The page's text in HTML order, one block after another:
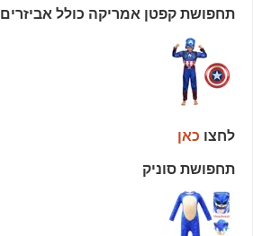
תחפושת קפטן אמריקה כולל אביזרים
לחצו כאן
תחפושת סוניק